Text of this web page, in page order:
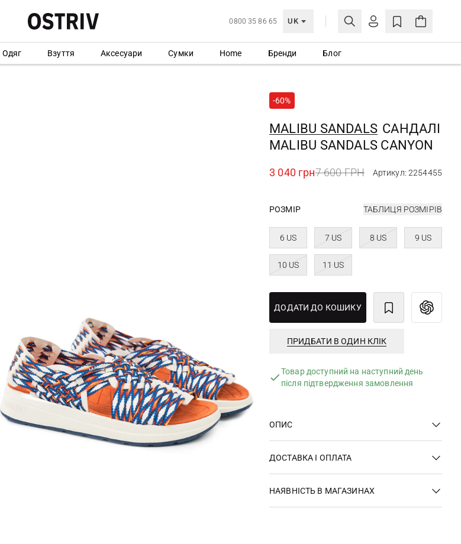
0800 35 86 65 UK
МОЯ ОБЛІКІВКА
СТВОРИТИ ОБЛІКІВКУ
Одяг Взуття Аксесуари Сумки Home Бренди Блог
-60%
MALIBU SANDALS САНДАЛІ
MALIBU SANDALS CANYON
3 040 грн7 600 ГРН Артикул: 2254455
РОЗМІР ТАБЛИЦЯ РОЗМІРІВ
6 US 7 US 8 US 9 US
10 US 11 US
ДОДАТИ ДО КОШИКУ
ПРИДБАТИ В ОДИН КЛІК
Товар доступний на наступний день
після підтвердження замовлення
ОПИС
ДОСТАВКА І ОПЛАТА
НАЯВНІСТЬ В МАГАЗИНАХ